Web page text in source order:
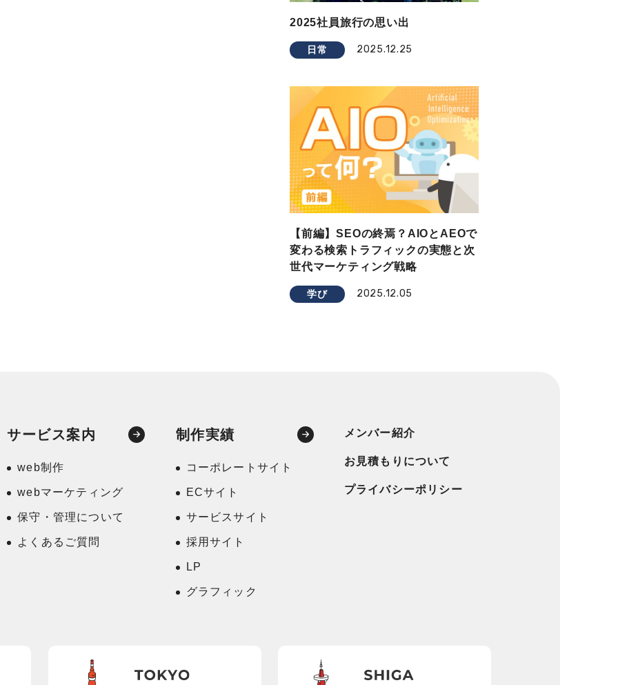
2025社員旅行の思い出
日常 2025.12.25
【前編】SEOの終焉？AIOとAEOで
変わる検索トラフィックの実態と次
世代マーケティング戦略
学び 2025.12.05
サービス案内
web制作
webマーケティング
保守・管理について
よくあるご質問
制作実績
コーポレートサイト
ECサイト
サービスサイト
採用サイト
LP
グラフィック
メンバー紹介
お見積もりについて
プライバシーポリシー